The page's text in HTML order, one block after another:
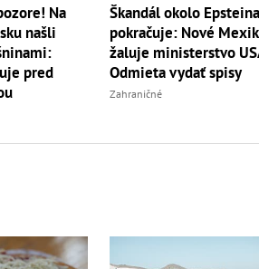
Na
našli
pred
Škandál okolo
pokračuje: Nové
žaluje ministerstvo
Odmieta vydať spisy
Zahraničné